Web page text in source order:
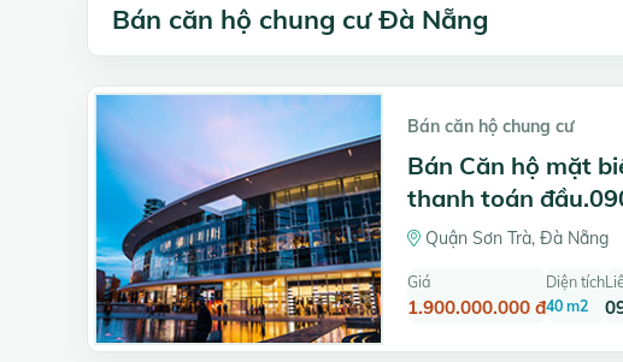
Bán căn hộ chung cư Đà Nẵng
Bán căn hộ chung cư
Bán Căn hộ mặt
thanh toán
Quận Sơn Trà, Đà Nẵng
Giá
1.900.000.000 đ
Diện tích
40 m2